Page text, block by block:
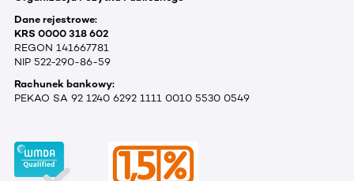
Dane rejestrowe:
KRS 0000 318 602
REGON 141667781
NIP 522-290-86-59
Rachunek bankowy:
PEKAO SA 92 1240 6292 1111 0010 5530 0549